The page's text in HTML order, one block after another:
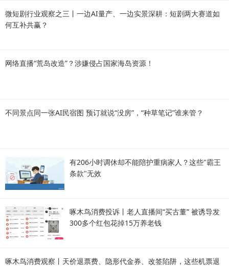
微短剧行业观察之三丨一边AI量产、一边实景深耕：短剧两大赛道如
何互补共赢？
网络直播“荒岛改造”？涉嫌侵占国家海岛资源！
不同景点同一张AI民宿图 预订就说“没房”，“种草笔记”谁来管？
有206小时调休却不能陪护重病家人？这些"霸王
条款"无效
啄木鸟消费投诉丨老人直播间“买古董” 被诱导发
300多个红包花掉15万养老钱
啄木鸟消费观察丨天价退票费、隐形代金券、改签陷阱，这些机票退